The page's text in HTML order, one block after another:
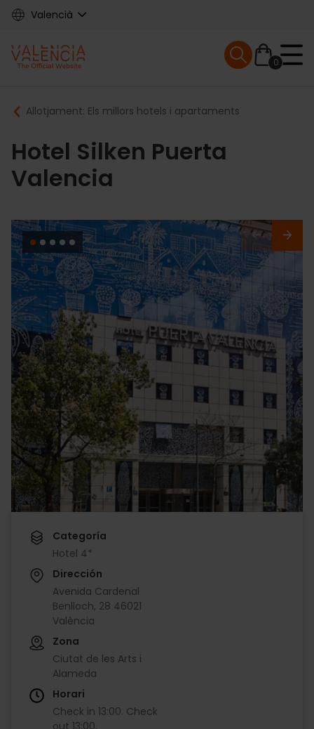
Skip
content
Valencià
Main
navigation
0
Mobile menu
Breadcrumb
Allotjament: Els millors hotels i apartaments
Hotel Silken Puerta
Valencia
Categoría
Hotel 4*
Dirección
Avenida Cardenal
Benlloch, 28 46021
València
Zona
Ciutat de les Arts i
Alameda
Horari
Check in 13:00. Check
out 13:00.